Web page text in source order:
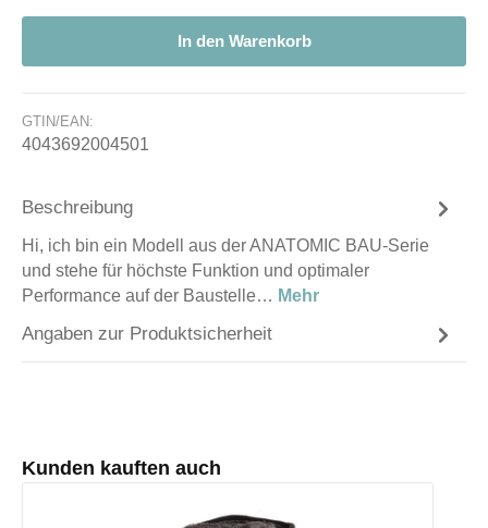
In den Warenkorb
GTIN/EAN:
4043692004501
Beschreibung
Hi, ich bin ein Modell aus der ANATOMIC BAU-Serie
und stehe für höchste Funktion und optimaler
Performance auf der Baustelle… Mehr
Angaben zur Produktsicherheit
Produktgalerie überspringen
Kunden kauften auch